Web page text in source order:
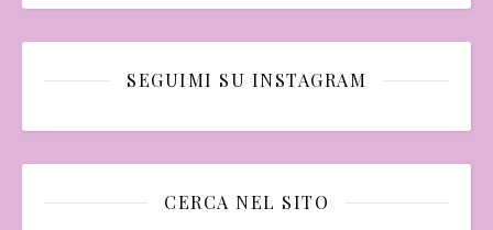
SEGUIMI SU INSTAGRAM
CERCA NEL SITO